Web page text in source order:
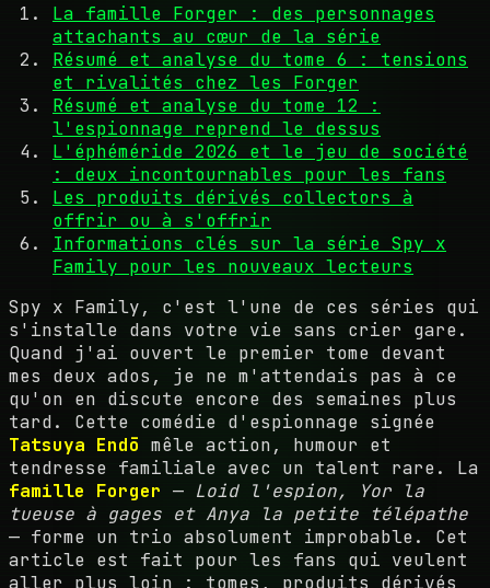
La famille Forger : des personnages
attachants au cœur de la série
Résumé et analyse du tome 6 : tensions
et rivalités chez les Forger
Résumé et analyse du tome 12 :
l'espionnage reprend le dessus
L'éphéméride 2026 et le jeu de société
: deux incontournables pour les fans
Les produits dérivés collectors à
offrir ou à s'offrir
Informations clés sur la série Spy x
Family pour les nouveaux lecteurs
Spy x Family, c'est l'une de ces séries qui
s'installe dans votre vie sans crier gare.
Quand j'ai ouvert le premier tome devant
mes deux ados, je ne m'attendais pas à ce
qu'on en discute encore des semaines plus
tard. Cette comédie d'espionnage signée
Tatsuya Endō mêle action, humour et
tendresse familiale avec un talent rare. La
famille Forger — Loid l'espion, Yor la
tueuse à gages et Anya la petite télépathe
— forme un trio absolument improbable. Cet
article est fait pour les fans qui veulent
aller plus loin : tomes, produits dérivés